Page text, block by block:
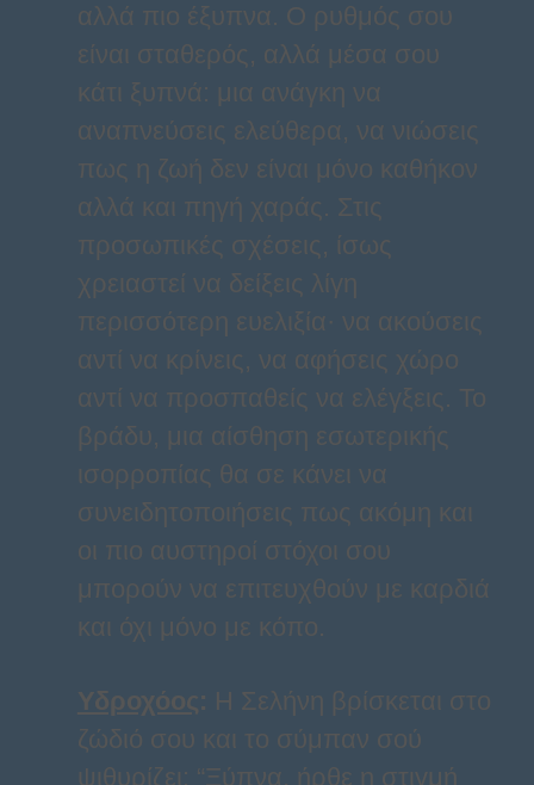
αλλά πιο έξυπνα. Ο ρυθμός σου
είναι σταθερός, αλλά μέσα σου
κάτι ξυπνά: μια ανάγκη να
αναπνεύσεις ελεύθερα, να νιώσεις
πως η ζωή δεν είναι μόνο καθήκον
αλλά και πηγή χαράς. Στις
προσωπικές σχέσεις, ίσως
χρειαστεί να δείξεις λίγη
περισσότερη ευελιξία· να ακούσεις
αντί να κρίνεις, να αφήσεις χώρο
αντί να προσπαθείς να ελέγξεις. Το
βράδυ, μια αίσθηση εσωτερικής
ισορροπίας θα σε κάνει να
συνειδητοποιήσεις πως ακόμη και
οι πιο αυστηροί στόχοι σου
μπορούν να επιτευχθούν με καρδιά
και όχι μόνο με κόπο.
Υδροχόος: Η Σελήνη βρίσκεται στο
ζώδιό σου και το σύμπαν σού
ψιθυρίζει: “Ξύπνα, ήρθε η στιγμή